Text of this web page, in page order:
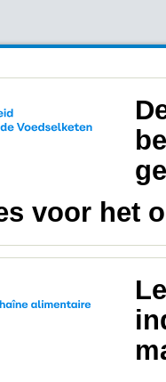
voor het